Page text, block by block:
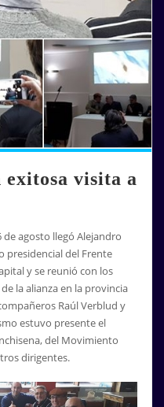
visita a
de agosto llegó Alejandro
presidencial del Frente
y se reunió con los
la alianza en la provincia
Raúl Verblud y
estuvo presente el
del Movimiento
dirigentes.